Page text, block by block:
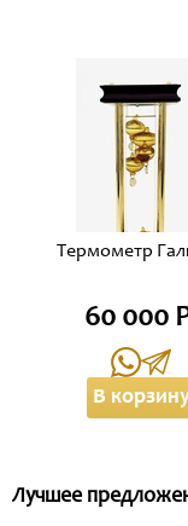
Термометр
60 000
В
Лучшее